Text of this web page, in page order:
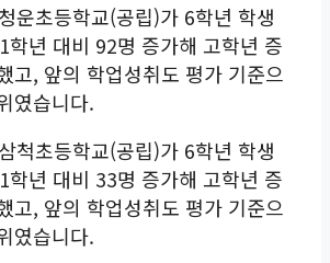
운초등학교(공립)가 6학년 학생
학년 대비 92명 증가해 고학년 증
고, 앞의 학업성취도 평가 기준으
였습니다.
척초등학교(공립)가 6학년 학생
학년 대비 33명 증가해 고학년 증
고, 앞의 학업성취도 평가 기준으
였습니다.